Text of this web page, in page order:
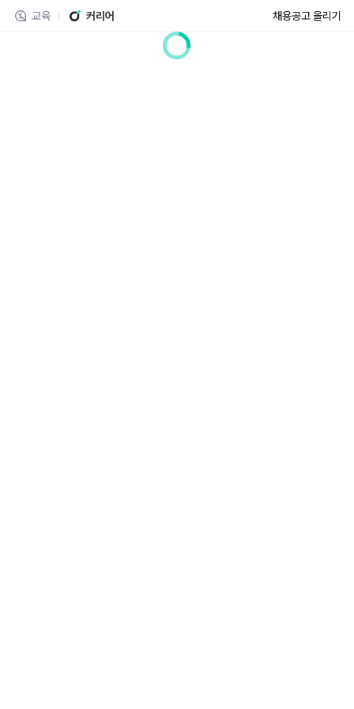
교육 커리어 채용공고 올리기